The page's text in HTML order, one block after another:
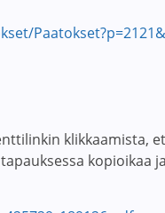
klikkaamista,
kopioikaa